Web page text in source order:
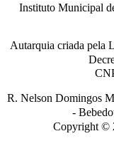
Instituto Municipal
Autarquia criada pela
R. Nelson Domingos
-
Copyright ©